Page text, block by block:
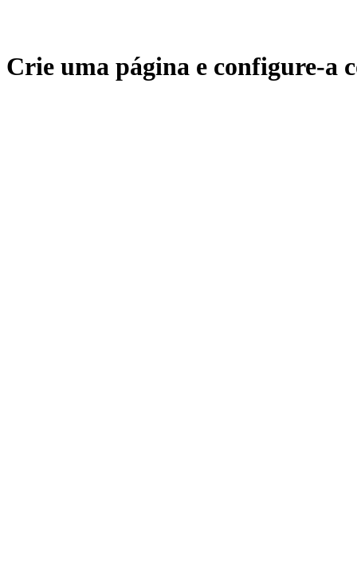
Crie uma página e configure-a